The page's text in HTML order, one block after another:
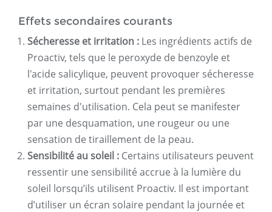
Effets secondaires courants
Sécheresse et irritation : Les ingrédients actifs de
Proactiv, tels que le peroxyde de benzoyle et
l'acide salicylique, peuvent provoquer sécheresse
et irritation, surtout pendant les premières
semaines d'utilisation. Cela peut se manifester
par une desquamation, une rougeur ou une
sensation de tiraillement de la peau.
Sensibilité au soleil : Certains utilisateurs peuvent
ressentir une sensibilité accrue à la lumière du
soleil lorsqu’ils utilisent Proactiv. Il est important
d’utiliser un écran solaire pendant la journée et